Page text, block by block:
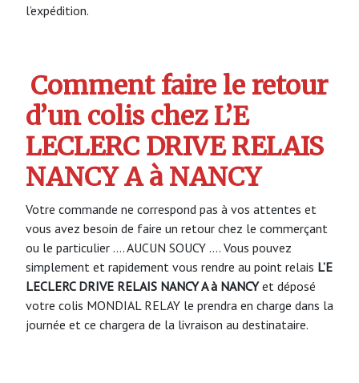
l’expédition.
Comment faire le retour
d’un colis chez L’E
LECLERC DRIVE RELAIS
NANCY A à NANCY
Votre commande ne correspond pas à vos attentes et
vous avez besoin de faire un retour chez le commerçant
ou le particulier …. AUCUN SOUCY …. Vous pouvez
simplement et rapidement vous rendre au point relais L’E
LECLERC DRIVE RELAIS NANCY A à NANCYet déposé
votre colis MONDIAL RELAY le prendra en charge dans la
journée et ce chargera de la livraison au destinataire.